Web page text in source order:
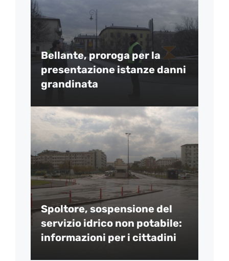
Bellante, proroga per la
presentazione istanze danni
grandinata
Spoltore, sospensione del
servizio idrico non potabile:
informazioni per i cittadini